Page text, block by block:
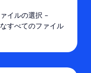
イルの選択 -
すべてのファイル